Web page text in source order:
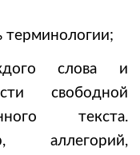
терминологии;
слова и
свободной
текста.
аллегорий,